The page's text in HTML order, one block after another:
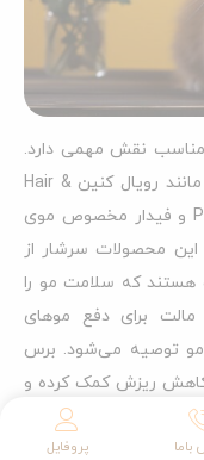
مناسب نقش مهمی دارد.
استفاده از غذاهای مخصوص مراقبت از مو مانند رویال کنین Hair &
Skin، جوسرا Catelux، رفلکس Plus Hairball و فیدار مخصوص موی
محصولات سرشار از
و زینک هستند که سلامت مو را
برای دفع موهای
توصیه می‌شود. برس
ریزش کمک کرده و
باما پروفایل